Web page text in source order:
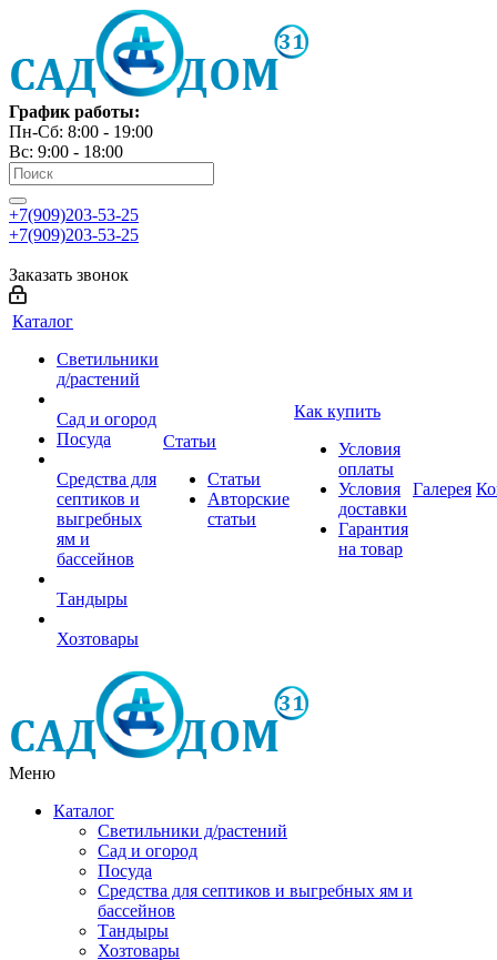
График работы:
Пн-Сб: 8:00 - 19:00
Вс: 9:00 - 18:00
+7(909)203-53-25
+7(909)203-53-25
Заказать звонок
Каталог
Светильники
д/растений
Сад и огород
Посуда
Средства для
септиков и
выгребных
ям и
бассейнов
Тандыры
Хозтовары
Статьи
Статьи
Авторские
статьи
Как купить
Условия
оплаты
Условия
доставки
Гарантия
на товар
Галерея
Меню
Каталог
Светильники д/растений
Сад и огород
Посуда
Средства для септиков и выгребных ям и
бассейнов
Тандыры
Хозтовары